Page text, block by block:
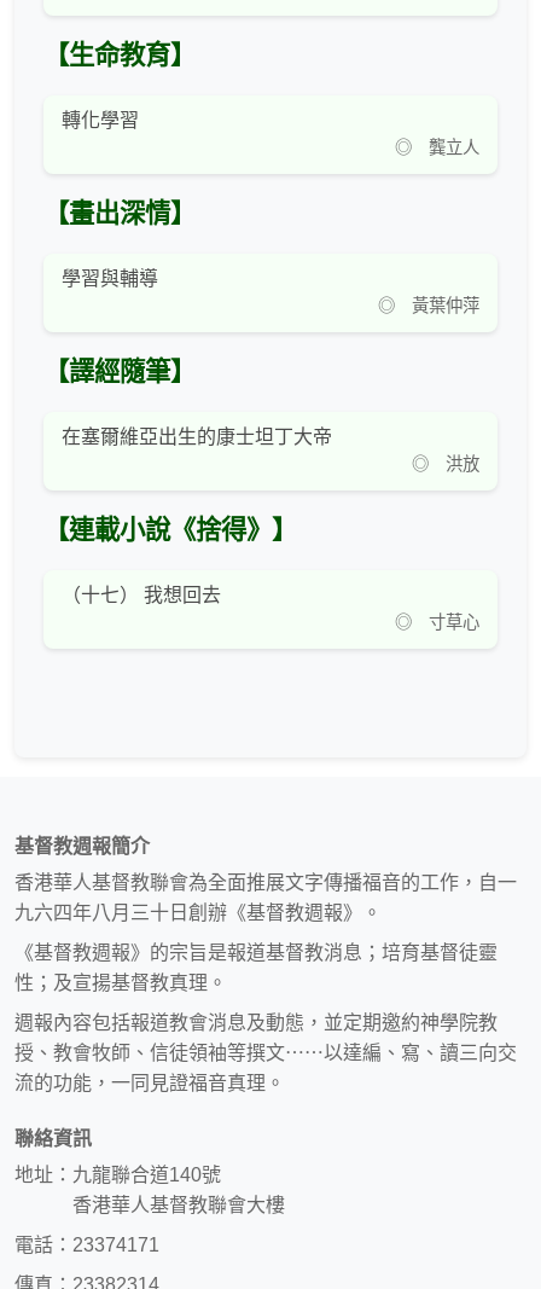
【生命教育】
轉化學習
◎ 龔立人
【畫出深情】
學習與輔導
◎ 黃葉仲萍
【譯經隨筆】
在塞爾維亞出生的康士坦丁大帝
◎ 洪放
【連載小說《捨得》】
（十七） 我想回去
◎ 寸草心
基督教週報簡介
香港華人基督教聯會為全面推展文字傳播福音的工作，自一
九六四年八月三十日創辦《基督教週報》。
《基督教週報》的宗旨是報道基督教消息；培育基督徒靈
性；及宣揚基督教真理。
週報內容包括報道教會消息及動態，並定期邀約神學院教
授、教會牧師、信徒領袖等撰文⋯⋯以達編、寫、讀三向交
流的功能，一同見證福音真理。
聯絡資訊
地址：九龍聯合道140號
香港華人基督教聯會大樓
電話：23374171
傳真：23382314